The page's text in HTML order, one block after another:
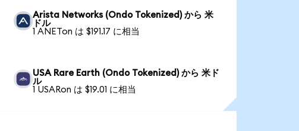
Arista Networks (Ondo Tokenized) から 米
ドル
1 ANETon は $191.17 に相当
USA Rare Earth (Ondo Tokenized) から 米ド
ル
1 USARon は $19.01 に相当